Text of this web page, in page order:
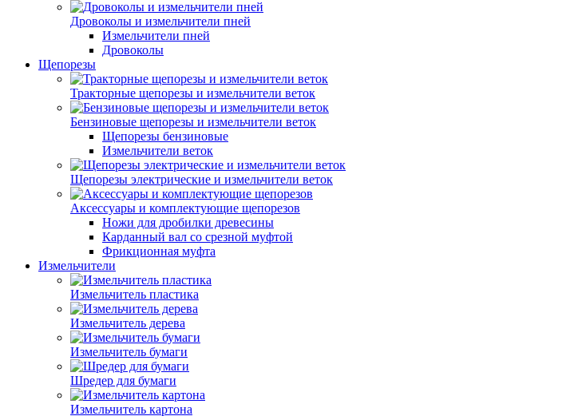
Дровоколы и измельчители пней
Измельчители пней
Дровоколы
Щепорезы
Тракторные щепорезы и измельчители веток
Бензиновые щепорезы и измельчители веток
Щепорезы бензиновые
Измельчители веток
Щепорезы электрические и измельчители веток
Аксессуары и комплектующие щепорезов
Ножи для дробилки древесины
Карданный вал со срезной муфтой
Фрикционная муфта
Измельчители
Измельчитель пластика
Измельчитель дерева
Измельчитель бумаги
Шредер для бумаги
Измельчитель картона